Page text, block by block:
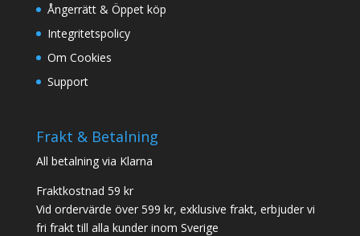
Ångerrätt & Öppet köp
Integritetspolicy
Om Cookies
Support
Frakt & Betalning
All betalning via Klarna
Fraktkostnad 59 kr
Vid ordervärde över 599 kr, exklusive frakt, erbjuder vi
fri frakt till alla kunder inom Sverige